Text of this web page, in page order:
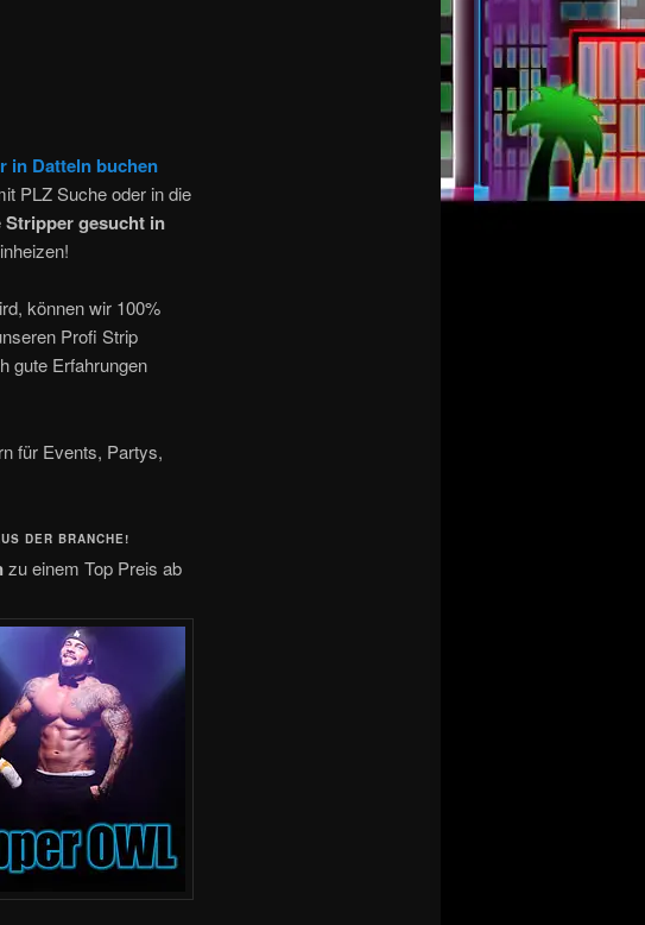
in Datteln buchen
PLZ Suche oder in die
Stripper gesucht in
können wir 100%
Profi Strip
gute Erfahrungen
für Events, Partys,
DER BRANCHE!
zu einem Top Preis ab